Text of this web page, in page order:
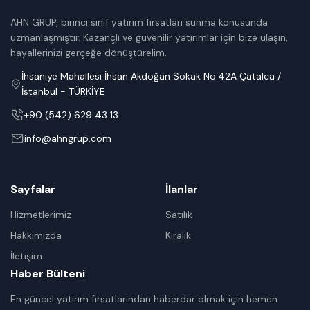
AHN GRUP, birinci sınıf yatırım fırsatları sunma konusunda
uzmanlaşmıştır. Kazançlı ve güvenilir yatırımlar için bize ulaşın,
hayallerinizi gerçeğe dönüştürelim.
İhsaniye Mahallesi İhsan Akdoğan Sokak No:42A Çatalca /
İstanbul - TÜRKİYE
+90 (542) 629 43 13
info@ahngrup.com
Sayfalar
Hizmetlerimiz
Hakkımızda
İletişim
İlanlar
Satılık
Kiralık
Haber Bülteni
En güncel yatırım fırsatlarından haberdar olmak için hemen